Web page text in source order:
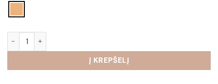
produkto kiekis: Palaidinė Tesija
Į KREPŠELĮ